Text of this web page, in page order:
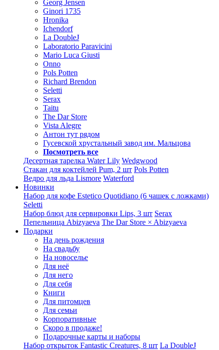
Georg Jensen
Ginori 1735
Hronika
Ichendorf
La DoubleJ
Laboratorio Paravicini
Mario Luca Giusti
Onno
Pols Potten
Richard Brendon
Seletti
Serax
Taitu
The Dar Store
Vista Alegre
Антон тут рядом
Гусевской хрустальный завод им. Мальцова
Посмотреть все
Десертная тарелка Water Lily Wedgwood
Стакан для коктейлей Pum, 2 шт Pols Potten
Ведро для льда Lismore Waterford
Новинки
Набор для кофе Estetico Quotidiano (6 чашек с ложками)
Seletti
Набор блюд для сервировки Lips, 3 шт Serax
Пепельница Abizyaeva The Dar Store × Abizyaeva
Подарки
На день рождения
На свадьбу
На новоселье
Для неё
Для него
Для себя
Книги
Для питомцев
Для семьи
Корпоративные
Скоро в продаже!
Подарочные карты и наборы
Набор открыток Fantastic Creatures, 8 шт La DoubleJ